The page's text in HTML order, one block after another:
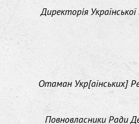
Директорія
Отаман Укр[аїнських]
Повновласники Ради